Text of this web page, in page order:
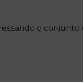
o conjunto